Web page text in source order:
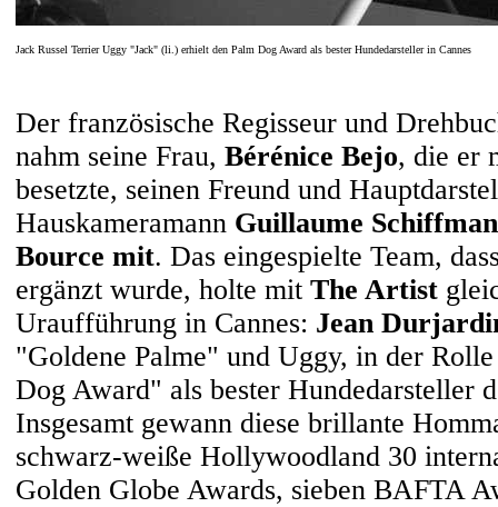
Jack Russel Terrier Uggy "Jack" (li.) erhielt den Palm Dog Award als bester Hundedarsteller in Cannes
Der französische Regisseur und
nahm seine Frau, Bérénice Bejo, die er
besetzte, seinen Freund und
Hauskameramann Guillaume Schiffman
Bource mit. Das eingespielte Team,
ergänzt wurde, holte mit The Artist
Uraufführung in Cannes: Jean
"Goldene Palme" und Uggy, in der
Dog Award" als bester Hundedarsteller
Insgesamt gewann diese brillante
schwarz-weiße Hollywoodland 30
Golden Globe Awards, sieben BAFTA